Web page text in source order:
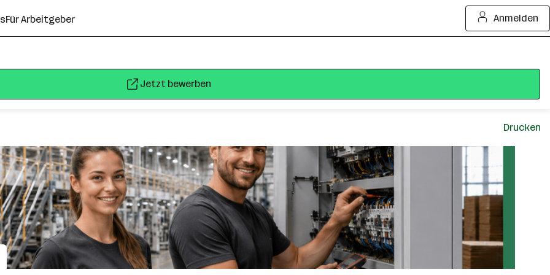
Für Arbeitgeber Anmelden
Jetzt bewerben
Drucken